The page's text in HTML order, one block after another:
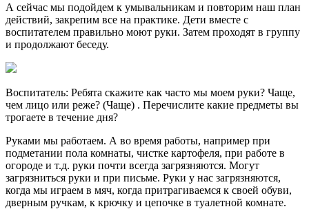
А сейчас мы подойдем к умывальникам и повторим наш план
действий, закрепим все на практике. Дети вместе с
воспитателем правильно моют руки. Затем проходят в группу
и продолжают беседу.
Воспитатель: Ребята скажите как часто мы моем руки? Чаще,
чем лицо или реже? (Чаще) . Перечислите какие предметы вы
трогаете в течение дня?
Руками мы работаем. А во время работы, например при
подметании пола комнаты, чистке картофеля, при работе в
огороде и т.д. руки почти всегда загрязняются. Могут
загрязниться руки и при письме. Руки у нас загрязняются,
когда мы играем в мяч, когда притрагиваемся к своей обуви,
дверным ручкам, к крючку и цепочке в туалетной комнате.